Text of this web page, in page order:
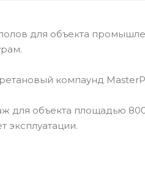
для объекта
компаунд
для объекта площадью
эксплуатации.